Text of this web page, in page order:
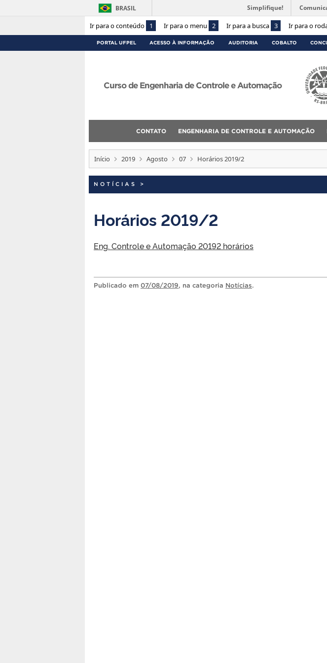
Ir para o conteúdo 1 Ir para o menu 2 Ir para a busca 3 Ir para o
BRASIL Simplifique!
PORTAL UFPEL ACESSO À INFORMAÇÃO AUDITORIA COBALTO
Curso de Engenharia de Controle e Automação
CONTATO ENGENHARIA DE CONTROLE E AUTOMAÇÃO
Início 2019 Agosto 07 Horários 2019/2
NOTÍCIAS >
Horários 2019/2
Eng. Controle e Automação 20192 horários
Publicado em 07/08/2019, na categoria Notícias.